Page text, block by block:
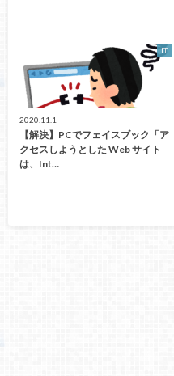
IT
2020.11.1
【解決】PCでフェイスブック「ア
クセスしようとした Web サイト
は、Int…